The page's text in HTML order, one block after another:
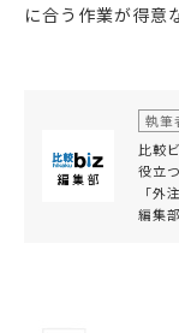
に合う作業が得意
執筆
比較
役立
「外
編集